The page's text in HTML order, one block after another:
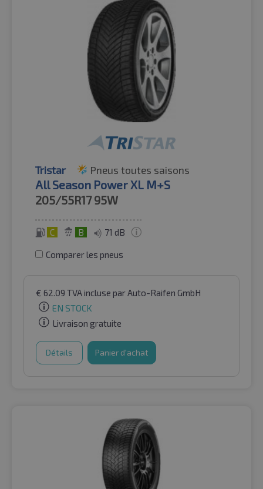
Tristar Pneus toutes saisons
All Season Power XL M+S
205/55R17 95W
C B 71 dB
Comparer les pneus
€ 62.09 TVA incluse par Auto-Raifen GmbH
EN STOCK
Livraison gratuite
Détails Panier d'achat